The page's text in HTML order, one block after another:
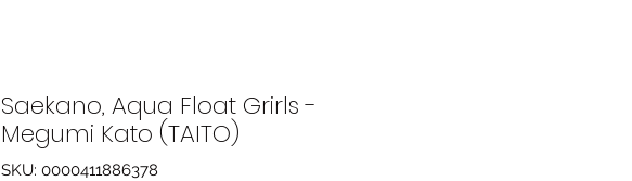
Saekano, Aqua Float Grirls -
Megumi Kato (TAITO)
SKU: 0000411886378